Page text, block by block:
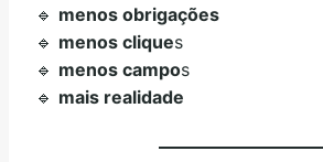
🔹 menos obrigações
🔹 menos cliques
🔹 menos campos
🔹 mais realidade